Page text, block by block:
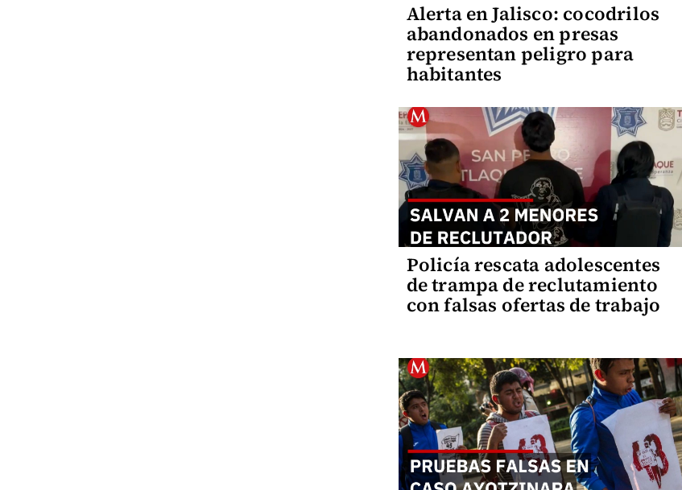
Alerta en Jalisco: cocodrilos
abandonados en presas
representan peligro para
habitantes
Policía rescata adolescentes
de trampa de reclutamiento
con falsas ofertas de trabajo